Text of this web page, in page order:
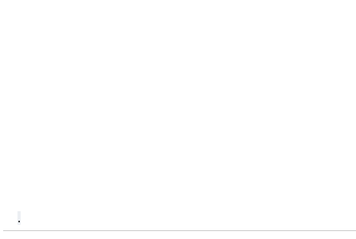
.